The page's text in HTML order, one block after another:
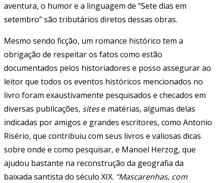
aventura, o humor e a linguagem de “Sete dias em
setembro” são tributários diretos dessas obras.
Mesmo sendo ficção, um romance histórico tem a
obrigação de respeitar os fatos como estão
documentados pelos historiadores e posso assegurar ao
leitor que todos os eventos históricos mencionados no
livro foram exaustivamente pesquisados e checados em
diversas publicações, sitese matérias, algumas delas
indicadas por amigos e grandes escritores, como Antonio
Risério, que contribuiu com seus livros e valiosas dicas
sobre onde e como pesquisar, e Manoel Herzog, que
ajudou bastante na reconstrução da geografia da
baixada santista do século XIX. “Mascarenhas, com